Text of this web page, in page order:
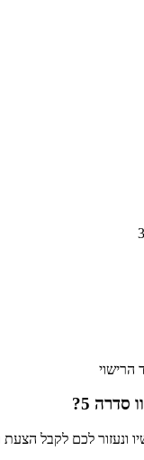
הרישוי
סדרה 5 ?
ונעזור לכם לקבל הצעת